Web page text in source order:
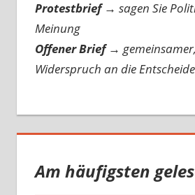
Protestbrief → sagen Sie
Meinung
Offener Brief →
Widerspruch an die
Am häufigsten